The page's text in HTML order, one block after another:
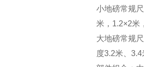
小地磅常规
米，1.2×2米
大地磅常规
度3.2米、